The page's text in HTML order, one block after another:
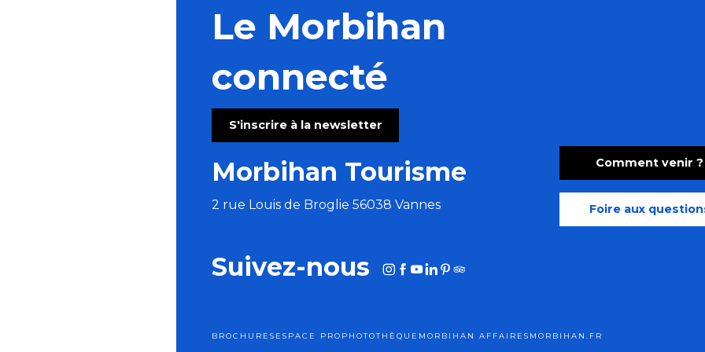
Le Morbihan
connecté
S'inscrire à la newsletter
Morbihan Tourisme
2 rue Louis de Broglie 56038 Vannes
Comment venir ?
Foire aux
Suivez-nous
BROCHURES ESPACE PRO PHOTOTHÈQUE MORBIHAN AFFAIRES MORBIHAN.FR